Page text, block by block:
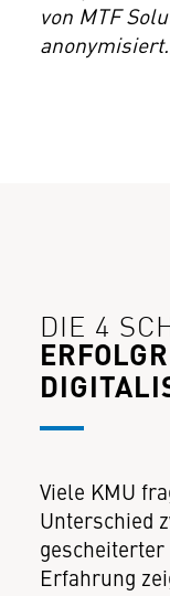
von MTF
DIE 4
Viele KMU
Unterschied
Erfahrung